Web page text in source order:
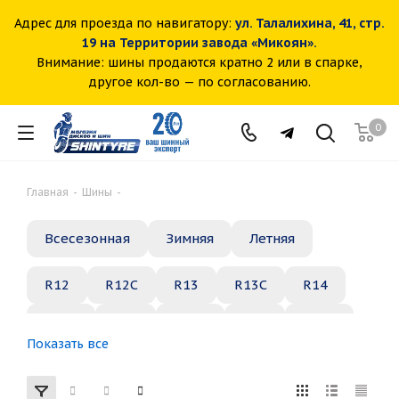
Адрес для проезда по навигатору: ул. Талалихина, 41, стр.
19 на Территории завода «Микоян».
Внимание: шины продаются кратно 2 или в спарке,
другое кол-во — по согласованию.
0
Главная - Шины -
Всесезонная Зимняя Летняя
R12 R12C R13 R13C R14
Показать все